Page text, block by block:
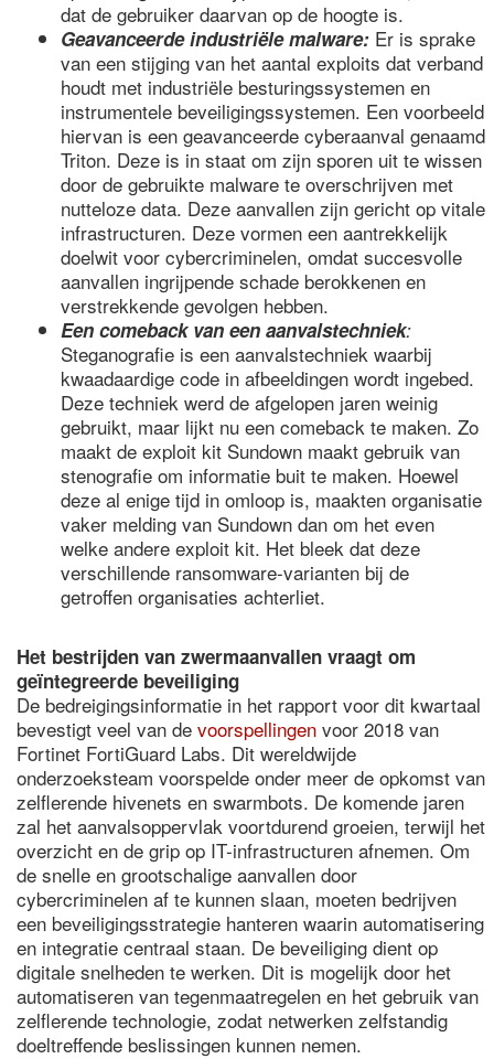
dat de gebruiker daarvan op de hoogte is.
Geavanceerde industriële malware: Er is sprake
van een stijging van het aantal exploits dat verband
houdt met industriële besturingssystemen en
instrumentele beveiligingssystemen. Een voorbeeld
hiervan is een geavanceerde cyberaanval genaamd
Triton. Deze is in staat om zijn sporen uit te wissen
door de gebruikte malware te overschrijven met
nutteloze data. Deze aanvallen zijn gericht op vitale
infrastructuren. Deze vormen een aantrekkelijk
doelwit voor cybercriminelen, omdat succesvolle
aanvallen ingrijpende schade berokkenen en
verstrekkende gevolgen hebben.
Een comeback van een aanvalstechniek:
Steganografie is een aanvalstechniek waarbij
kwaadaardige code in afbeeldingen wordt ingebed.
Deze techniek werd de afgelopen jaren weinig
gebruikt, maar lijkt nu een comeback te maken. Zo
maakt de exploit kit Sundown maakt gebruik van
stenografie om informatie buit te maken. Hoewel
deze al enige tijd in omloop is, maakten organisatie
vaker melding van Sundown dan om het even
welke andere exploit kit. Het bleek dat deze
verschillende ransomware-varianten bij de
getroffen organisaties achterliet.
Het bestrijden van zwermaanvallen vraagt om
geïntegreerde beveiliging
De bedreigingsinformatie in het rapport voor dit kwartaal
bevestigt veel van de voorspellingen voor 2018 van
Fortinet FortiGuard Labs. Dit wereldwijde
onderzoeksteam voorspelde onder meer de opkomst van
zelflerende hivenets en swarmbots. De komende jaren
zal het aanvalsoppervlak voortdurend groeien, terwijl het
overzicht en de grip op IT-infrastructuren afnemen. Om
de snelle en grootschalige aanvallen door
cybercriminelen af te kunnen slaan, moeten bedrijven
een beveiligingsstrategie hanteren waarin automatisering
en integratie centraal staan. De beveiliging dient op
digitale snelheden te werken. Dit is mogelijk door het
automatiseren van tegenmaatregelen en het gebruik van
zelflerende technologie, zodat netwerken zelfstandig
doeltreffende beslissingen kunnen nemen.